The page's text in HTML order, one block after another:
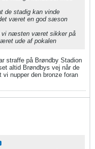
de stadig kan vinde
været en god sæson
vi næsten været sikker på
ude af pokalen
straffe på Brøndby Stadion
altid Brøndbys vej når de
nupper den bronze foran